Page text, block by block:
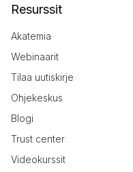
Resurssit
Akatemia
Webinaarit
Tilaa uutiskirje
Ohjekeskus
Blogi
Trust center
Videokurssit